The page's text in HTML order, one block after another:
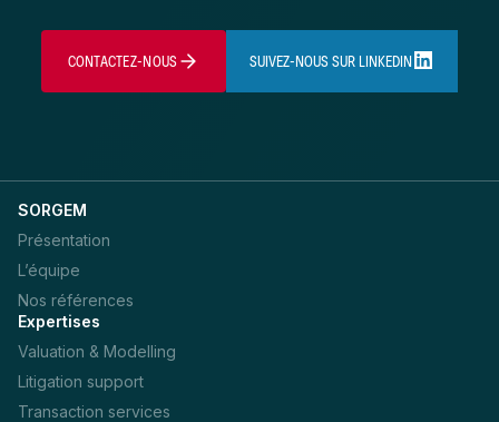
CONTACTEZ-NOUS SUIVEZ-NOUS SUR LINKEDIN
SORGEM
Présentation
L’équipe
Nos références
Expertises
Valuation & Modelling
Litigation support
Transaction services